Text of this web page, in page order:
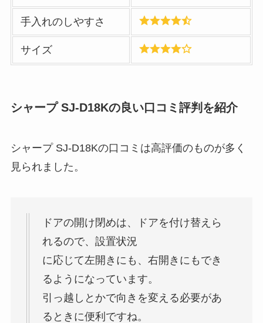
手入れのしやすさ
サイズ
シャープ SJ-D18Kの良い口コミ評判を紹介
シャープ SJ-D18Kの口コミは高評価のものが多く
見られました。
ドアの開け閉めは、ドアを付け替えら
れるので、設置状況
に応じて左開きにも、右開きにもでき
るようになっています。
引っ越しとかで向きを変える必要があ
るときに便利ですね。